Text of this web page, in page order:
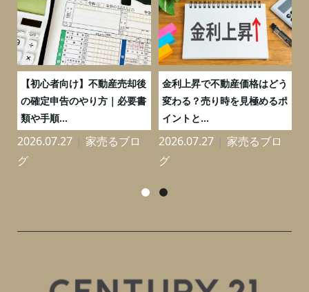
【初心者向け】不動産売却後
の確定申告のやり方｜必要書
類や手順...
2026.07.27
家売るブロ
グ
金利上昇で不動産価格はどう
変わる？売り時を見極めるポ
イントと...
2026.07.27
家売るブロ
グ